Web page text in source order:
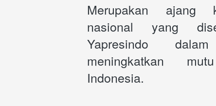
Merupakan ajang
nasional yang
Yapresindo
meningkatkan
Indonesia.